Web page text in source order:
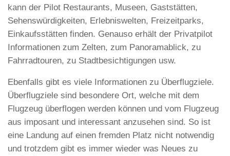
kann der Pilot Restaurants, Museen, Gaststätten,
Sehenswürdigkeiten, Erlebniswelten, Freizeitparks,
Einkaufsstätten finden. Genauso erhält der Privatpilot
Informationen zum Zelten, zum Panoramablick, zu
Fahrradtouren, zu Stadtbesichtigungen usw.
Ebenfalls gibt es viele Informationen zu Überflugziele.
Überflugziele sind besondere Ort, welche mit dem
Flugzeug überflogen werden können und vom Flugzeug
aus imposant und interessant anzusehen sind. So ist
eine Landung auf einen fremden Platz nicht notwendig
und trotzdem gibt es immer wieder was Neues zu